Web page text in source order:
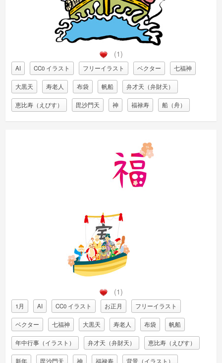
(1)
AI CC0 イラスト フリーイラスト ベクター 七福神
大黒天 寿老人 布袋 帆船 弁才天（弁財天）
恵比寿（えびす） 毘沙門天 神 福禄寿 船（舟）
(1)
1月 AI CC0 イラスト お正月 フリーイラスト
ベクター 七福神 大黒天 寿老人 布袋 帆船
年中行事（イラスト） 弁才天（弁財天） 恵比寿（えびす）
新年 毘沙門天 神 福禄寿 背景（イラスト）